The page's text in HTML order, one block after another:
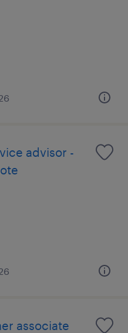
advisor -
associate